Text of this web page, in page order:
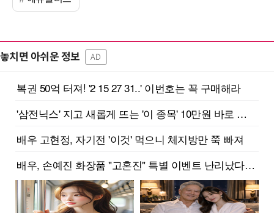
놓치면 아쉬운 정보 AD